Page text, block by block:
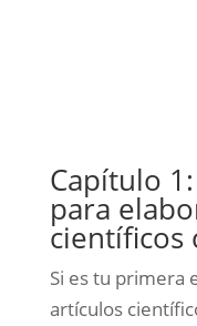
Capítulo
para
científicos
Si es tu primera
artículos